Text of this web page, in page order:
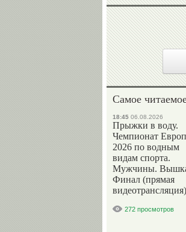
Самое
18:45 06.08.2026
Прыжки в воду.
Чемпионат
2026 по водным
видам спорта.
Мужчины.
Финал (прямая
видеотрансляция)
272 просмотров